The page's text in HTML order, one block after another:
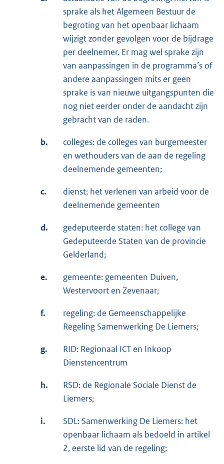
sprake als het Algemeen Bestuur de
begroting van het openbaar lichaam
wijzigt zonder gevolgen voor de bijdrage
per deelnemer. Er mag wel sprake zijn
van aanpassingen in de programma’s of
andere aanpassingen mits er geen
sprake is van nieuwe uitgangspunten die
nog niet eerder onder de aandacht zijn
gebracht van de raden.
b.
colleges: de colleges van burgemeester
en wethouders van de aan de regeling
deelnemende gemeenten;
c.
dienst; het verlenen van arbeid voor de
deelnemende gemeenten
d.
gedeputeerde staten: het college van
Gedeputeerde Staten van de provincie
Gelderland;
e.
gemeente: gemeenten Duiven,
Westervoort en Zevenaar;
f.
regeling: de Gemeenschappelijke
Regeling Samenwerking De Liemers;
g.
RID: Regionaal ICT en Inkoop
Dienstencentrum
h.
RSD: de Regionale Sociale Dienst de
Liemers;
i.
SDL: Samenwerking De Liemers: het
openbaar lichaam als bedoeld in artikel
2, eerste lid van de regeling;